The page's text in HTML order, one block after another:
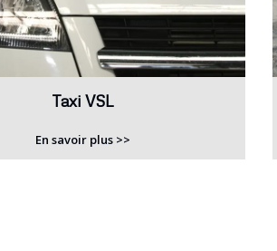
Taxi VSL
En savoir plus >>